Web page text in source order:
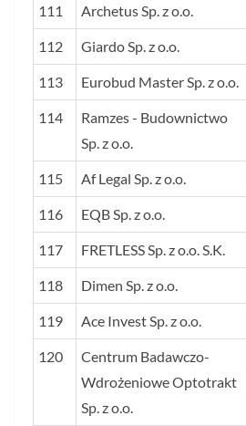
111 Archetus Sp. z o.o.
112 Giardo Sp. z o.o.
113 Eurobud Master Sp. z o.o.
114
Ramzes - Budownictwo
Sp. z o.o.
115 Af Legal Sp. z o.o.
116 EQB Sp. z o.o.
117 FRETLESS Sp. z o.o. S.K.
118 Dimen Sp. z o.o.
119 Ace Invest Sp. z o.o.
120
Centrum Badawczo-
Wdrożeniowe Optotrakt
Sp. z o.o.